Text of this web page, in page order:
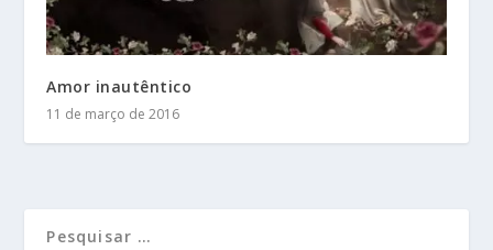
Amor inautêntico
11 de março de 2016